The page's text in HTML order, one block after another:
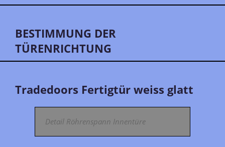
BESTIMMUNG DER
TÜRENRICHTUNG
Tradedoors Fertigtür weiss glatt
Detail Röhrenspann Innentüre